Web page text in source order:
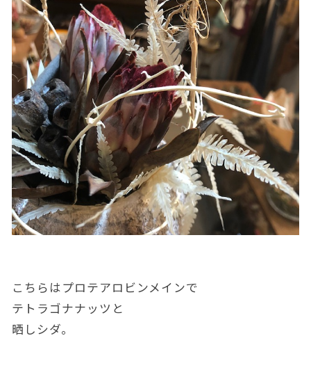
こちらはプロテアロビンメインで
テトラゴナナッツと
晒しシダ。